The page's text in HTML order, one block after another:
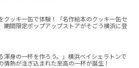
クッキー缶で体験！「名作絵本のクッキー缶セ
期間限定ポップアップストアがそごう横浜に登
渾身の一杯を作ろう。」横浜ベイシェラトンで
情熱が注ぎ込まれた至高の一杯が誕生！